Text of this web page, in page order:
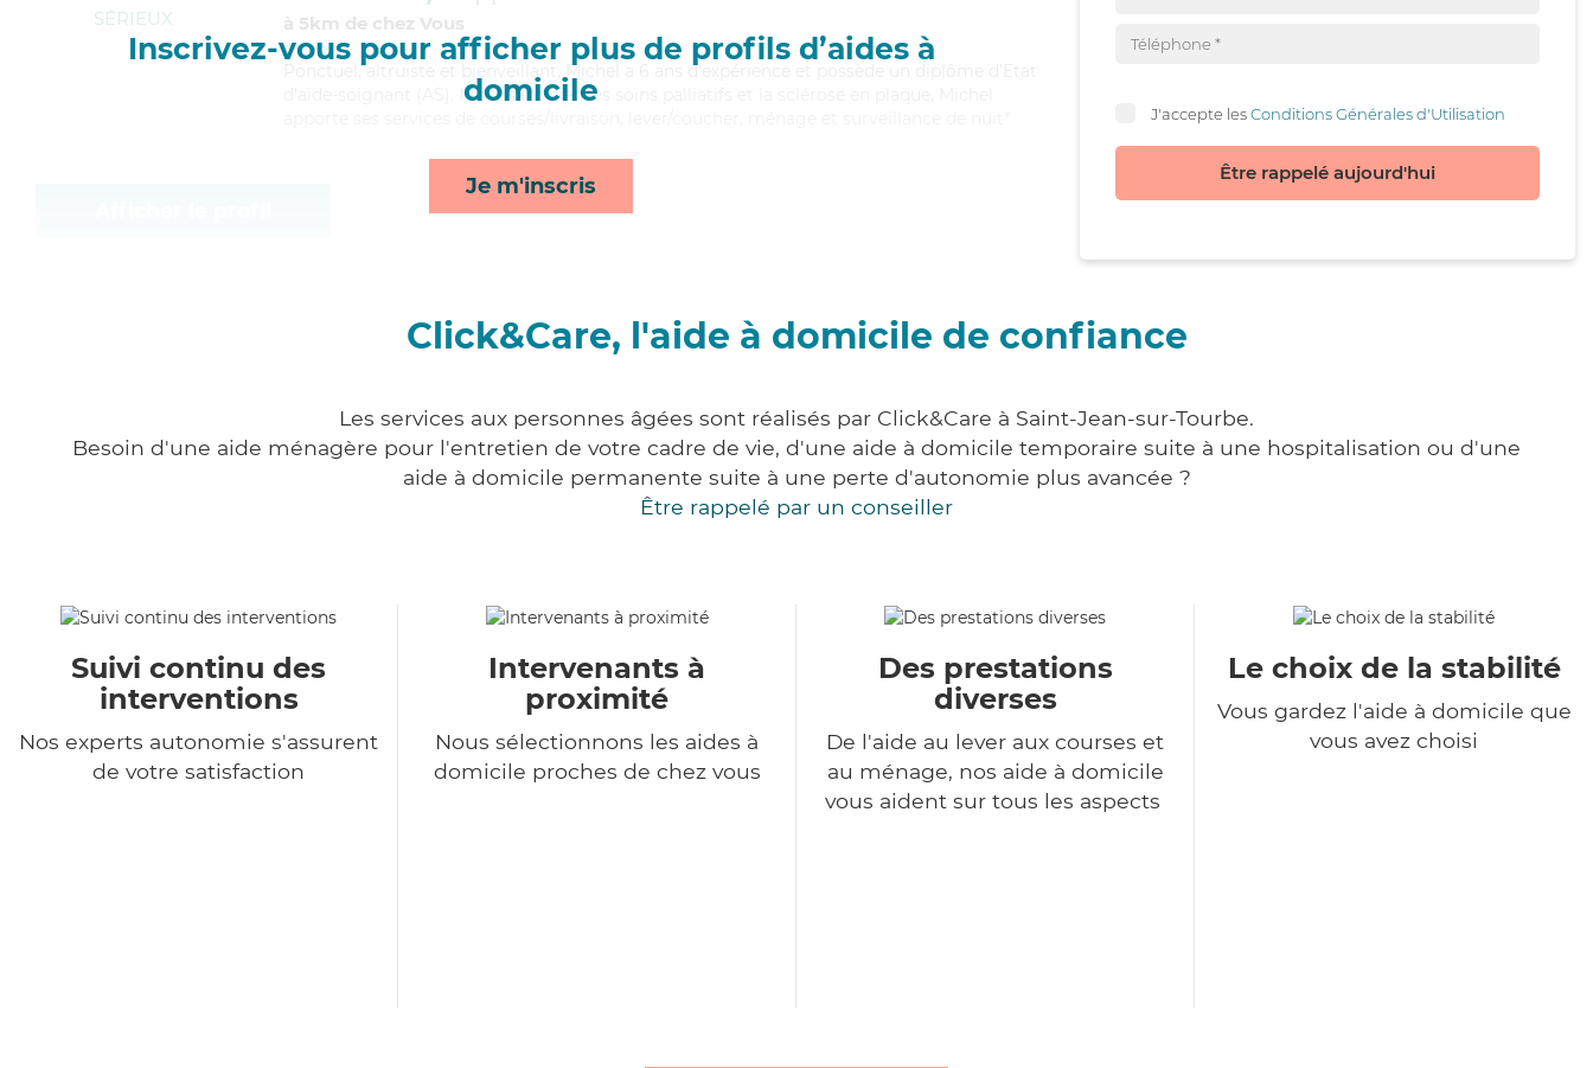
Inscrivez-vous pour afficher plus de profils d’aides à
domicile
Je m'inscris
SÉRIEUX à 5km de chez Vous
, altruiste et bienveillant, Michel a 6 ans d'expérience et possède un diplôme d'Etat
d'aide-soignant (AS). Maitrisant bien les soins palliatifs et la sclérose en plaque, Michel
J'accepte lesConditions Générales d'Utilisation
Être rappelé aujourd'hui
Click&Care, l'aide à domicile de confiance
Les services aux personnes âgées sont réalisés par Click&Care à Saint-Jean-sur-Tourbe.
Besoin d'une aide ménagère pour l'entretien de votre cadre de vie, d'une aide à domicile temporaire suite à une hospitalisation ou d'une
aide à domicile permanente suite à une perte d'autonomie plus avancée ?
Être rappelé par un conseiller
Suivi continu des
interventions
Nos experts autonomie s'assurent
de votre satisfaction
Intervenants à
proximité
Nous sélectionnons les aides à
domicile proches de chez vous
Des prestations
diverses
De l'aide au lever aux courses et
au ménage, nos aide à domicile
vous aident sur tous les aspects
Le choix de la stabilité
Vous gardez l'aide à domicile que
vous avez choisi